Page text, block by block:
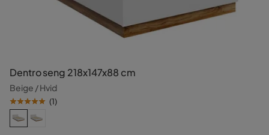
Dentro seng 218x147x88 cm
Beige / Hvid
(1)